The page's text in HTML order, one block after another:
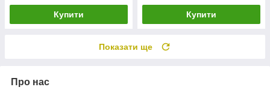
Купити Купити
Показати ще
Про нас